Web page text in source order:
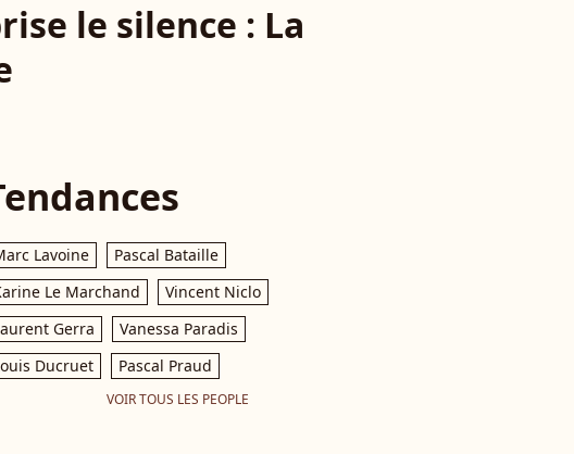
le silence : La
Lavoine
Pascal Bataille
Le Marchand
Vincent Niclo
Gerra
Vanessa Paradis
Ducruet
Pascal Praud
VOIR TOUS LES PEOPLE